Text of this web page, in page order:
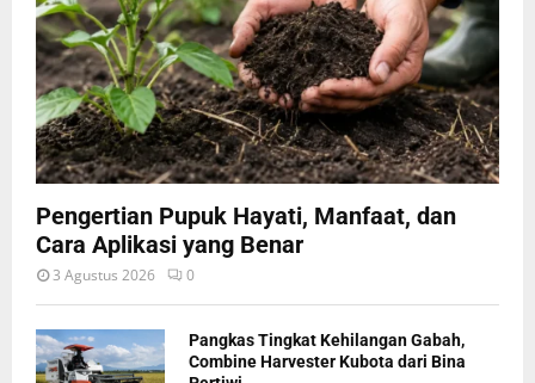
Pengertian Pupuk Hayati, Manfaat, dan
Cara Aplikasi yang Benar
3 Agustus 2026 0
Pangkas Tingkat Kehilangan Gabah,
Combine Harvester Kubota dari Bina